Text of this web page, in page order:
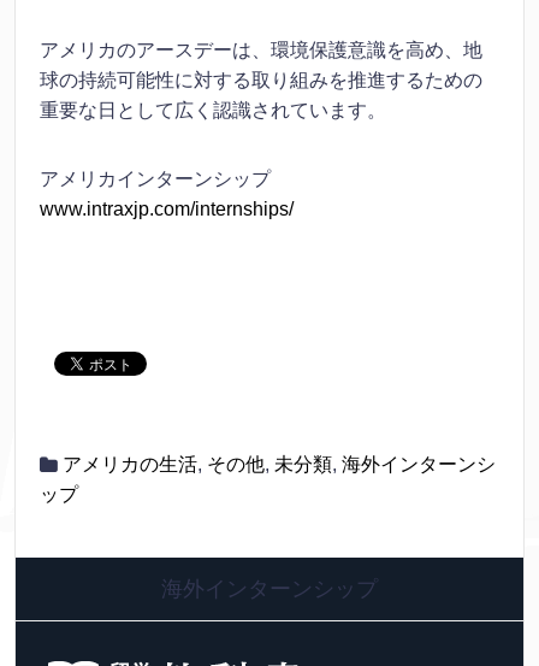
アメリカのアースデーは、環境保護意識を高め、地
球の持続可能性に対する取り組みを推進するための
重要な日として広く認識されています。
アメリカインターンシップ
www.intraxjp.com/internships/
アメリカの生活, その他, 未分類, 海外インターンシ
ップ
海外インターンシップ